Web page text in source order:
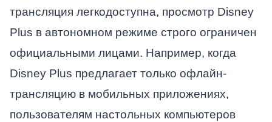
трансляция легкодоступна, просмотр Disney
Plus в автономном режиме строго ограничен
официальными лицами. Например, когда
Disney Plus предлагает только офлайн-
трансляцию в мобильных приложениях,
пользователям настольных компьютеров